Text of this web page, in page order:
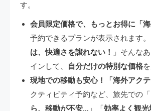
す。
会員限定価格で、もっとお得に「
予約できるプランが表示されます
は、快適さを譲れない！
」そんな
インして、
自分だけの特別な価格
現地での移動も安心！「海外アク
クティビティ予約など、旅先での「
ら、移動が不安… 」「効率よく観光